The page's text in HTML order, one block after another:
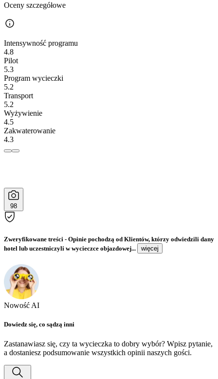
Oceny szczegółowe
Intensywność programu
4.8
Pilot
5.3
Program wycieczki
5.2
Transport
5.2
Wyżywienie
4.5
Zakwaterowanie
4.3
98
Zweryfikowane treści - Opinie pochodzą od Klientów, którzy odwiedzili dany
hotel lub uczestniczyli w wycieczce objazdowej...
więcej
Nowość AI
Dowiedz się, co sądzą inni
Zastanawiasz się, czy ta wycieczka to dobry wybór? Wpisz pytanie,
a dostaniesz podsumowanie wszystkich opinii naszych gości.